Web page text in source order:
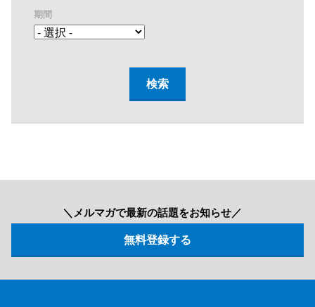
期間
＼メルマガで最新の話題をお知らせ／